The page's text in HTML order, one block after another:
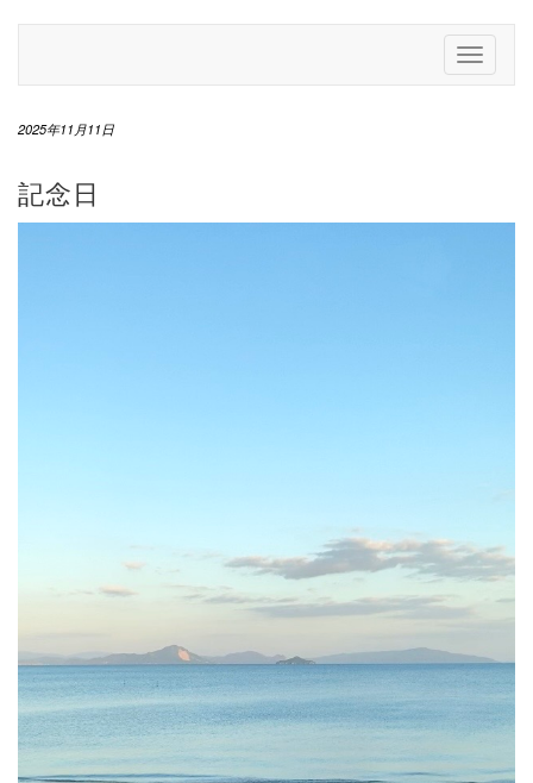
Toggle
2025年11月11日
記念日